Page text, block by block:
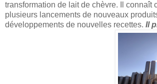
transformation de lait de chèvre. Il connaît
plusieurs lancements de nouveaux
développements de nouvelles recettes. Il